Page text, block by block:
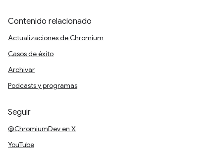
Contenido relacionado
Actualizaciones de Chromium
Casos de éxito
Archivar
Podcasts y programas
Seguir
@ChromiumDev en X
YouTube